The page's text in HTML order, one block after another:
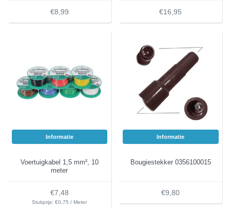
€8,99 €16,95
Informatie
Voertuigkabel 1,5 mm², 10
meter
€7,48
Stukprijs: €0,75 / Meter
Informatie
Bougiestekker 0356100015
€9,80